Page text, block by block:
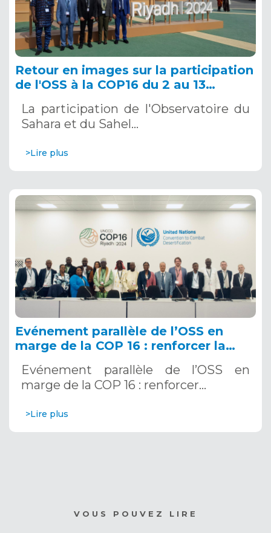
Retour en images sur la participation
de l'OSS à la COP16 du 2 au 13
Saoudite
La participation de l'Observatoire du
Sahara et du Sahel…
>Lire plus
Evénement parallèle de l’OSS en
marge de la COP 16 : renforcer la
Systèmes d’Alerte Précoce
Multirisques. 12 décembre 2024
Evénement parallèle de l’OSS en
marge de la COP 16 : renforcer…
>Lire plus
VOUS POUVEZ LIRE